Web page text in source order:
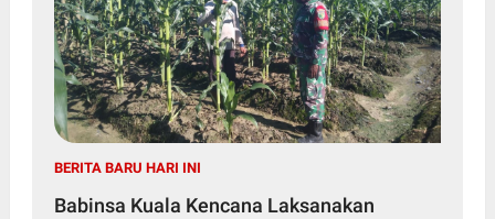
BERITA BARU HARI INI
Babinsa Kuala Kencana Laksanakan